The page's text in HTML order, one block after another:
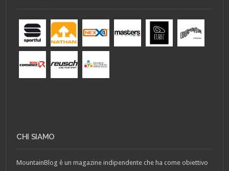
CHI SIAMO
MountainBlog è un magazine indipendente che ha come obiettivo